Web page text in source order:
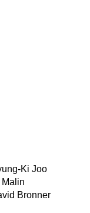
Ki Joo
Malin
Bronner